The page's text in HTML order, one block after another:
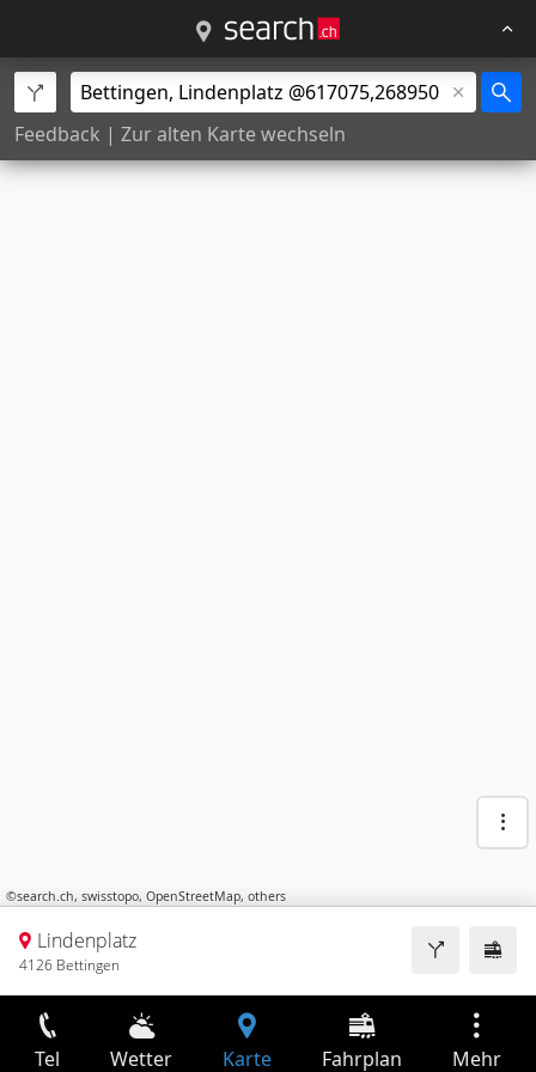
Feedback | Zur alten Karte wechseln
©search.ch, swisstopo, OpenStreetMap, others
Lindenplatz
4126 Bettingen
Tel Wetter Karte Fahrplan Mehr